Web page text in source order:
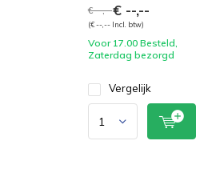
€ --,--€ --,--
(€ --,-- Incl. btw)
Voor 17.00 Besteld,
Zaterdag bezorgd
Vergelijk